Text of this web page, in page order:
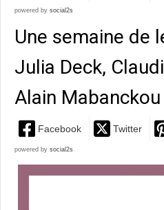
powered by social2s
Une semaine de
Julia Deck,
Alain Mabanckou
Facebook Twitter
powered by social2s